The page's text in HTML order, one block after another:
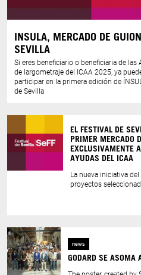
INSULA, MERCADO DE
SEVILLA
Si eres beneficiario o beneficiaria de
de largometraje del ICAA 2025, ya
participar en la primera edición de
de Sevilla
EL FESTIVAL DE
PRIMER MERCADO
EXCLUSIVAMENTE
AYUDAS DEL ICAA
La nueva iniciativa
proyectos
news
GODARD SE ASOMA